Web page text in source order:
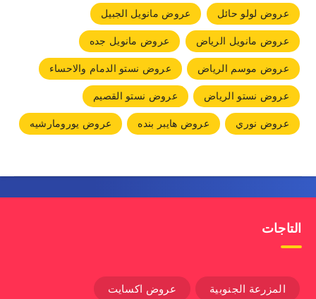
عروض لولو حائل
عروض مانويل الجبيل
عروض مانويل الرياض
عروض مانويل جده
عروض موسم الرياض
عروض نستو الدمام والاحساء
عروض نستو الرياض
عروض نستو القصيم
عروض نوري
عروض هايبر بنده عروض يورومارشيه
التاجات
المزرعة الجنوبية عروض اكسايت